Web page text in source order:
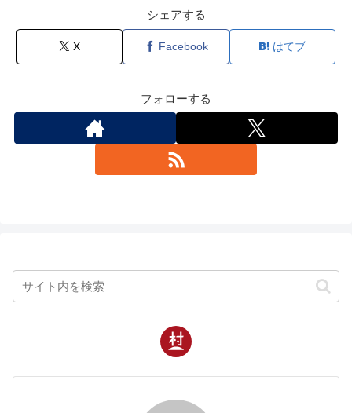
シェアする
X Facebook はてブ
フォローする